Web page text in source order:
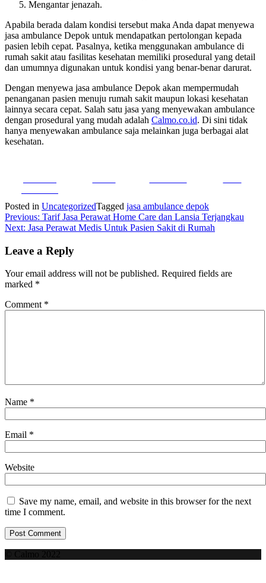
Mengantar jenazah.
Apabila berada dalam kondisi tersebut maka Anda dapat menyewa
jasa ambulance Depok untuk mendapatkan pertolongan kepada
pasien lebih cepat. Pasalnya, ketika menggunakan ambulance di
rumah sakit atau fasilitas kesehatan memiliki prosedural yang detail
dan umumnya digunakan untuk kondisi yang benar-benar darurat.
Dengan menyewa jasa ambulance Depok akan mempermudah
penanganan pasien menuju rumah sakit maupun lokasi kesehatan
lainnya secara cepat. Salah satu jasa yang menyewakan ambulance
dengan prosedural yang mudah adalah Calmo.co.id. Di sini tidak
hanya menyewakan ambulance saja melainkan juga berbagai alat
kesehatan.
Posted in UncategorizedTagged jasa ambulance depok
Post
navigation
Previous: Tarif Jasa Perawat Home Care dan Lansia Terjangkau
Next: Jasa Perawat Medis Untuk Pasien Sakit di Rumah
Leave a Reply
Your email address will not be published. Required fields are
marked *
Comment *
Name *
Email *
Website
Save my name, email, and website in this browser for the next
time I comment.